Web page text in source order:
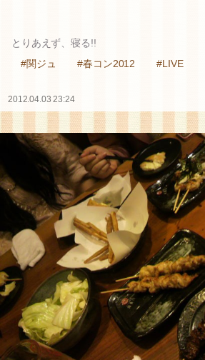
とりあえず、寝る!!
#関ジュ
#春コン2012 #LIVE
2012.04.03 23:24